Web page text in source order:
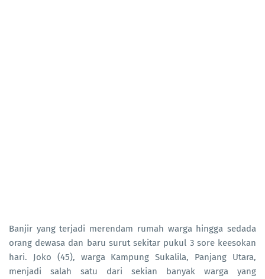
Banjir yang terjadi merendam rumah warga hingga sedada
orang dewasa dan baru surut sekitar pukul 3 sore keesokan
hari. Joko (45), warga Kampung Sukalila, Panjang Utara,
menjadi salah satu dari sekian banyak warga yang